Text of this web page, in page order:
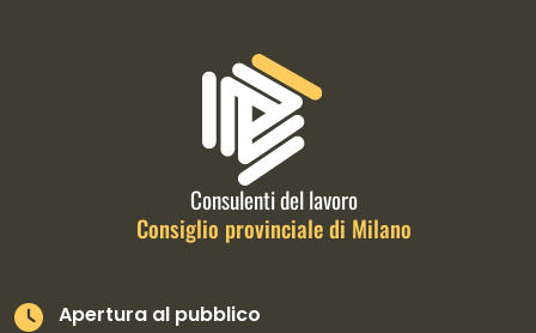
Informazioni di contatto e link
Consulenti del lavoro
Consiglio provinciale di Milano
Apertura al pubblico